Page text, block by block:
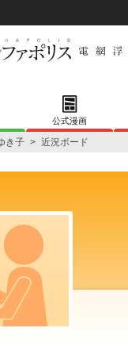
公式漫画
き子 > 近況ボード